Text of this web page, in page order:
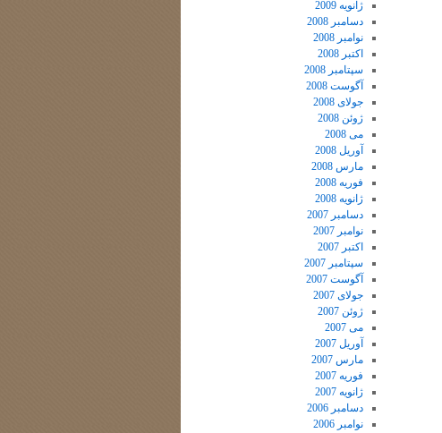
ژانویه 2009
دسامبر 2008
نوامبر 2008
اکتبر 2008
سپتامبر 2008
آگوست 2008
جولای 2008
ژوئن 2008
می 2008
آوریل 2008
مارس 2008
فوریه 2008
ژانویه 2008
دسامبر 2007
نوامبر 2007
اکتبر 2007
سپتامبر 2007
آگوست 2007
جولای 2007
ژوئن 2007
می 2007
آوریل 2007
مارس 2007
فوریه 2007
ژانویه 2007
دسامبر 2006
نوامبر 2006